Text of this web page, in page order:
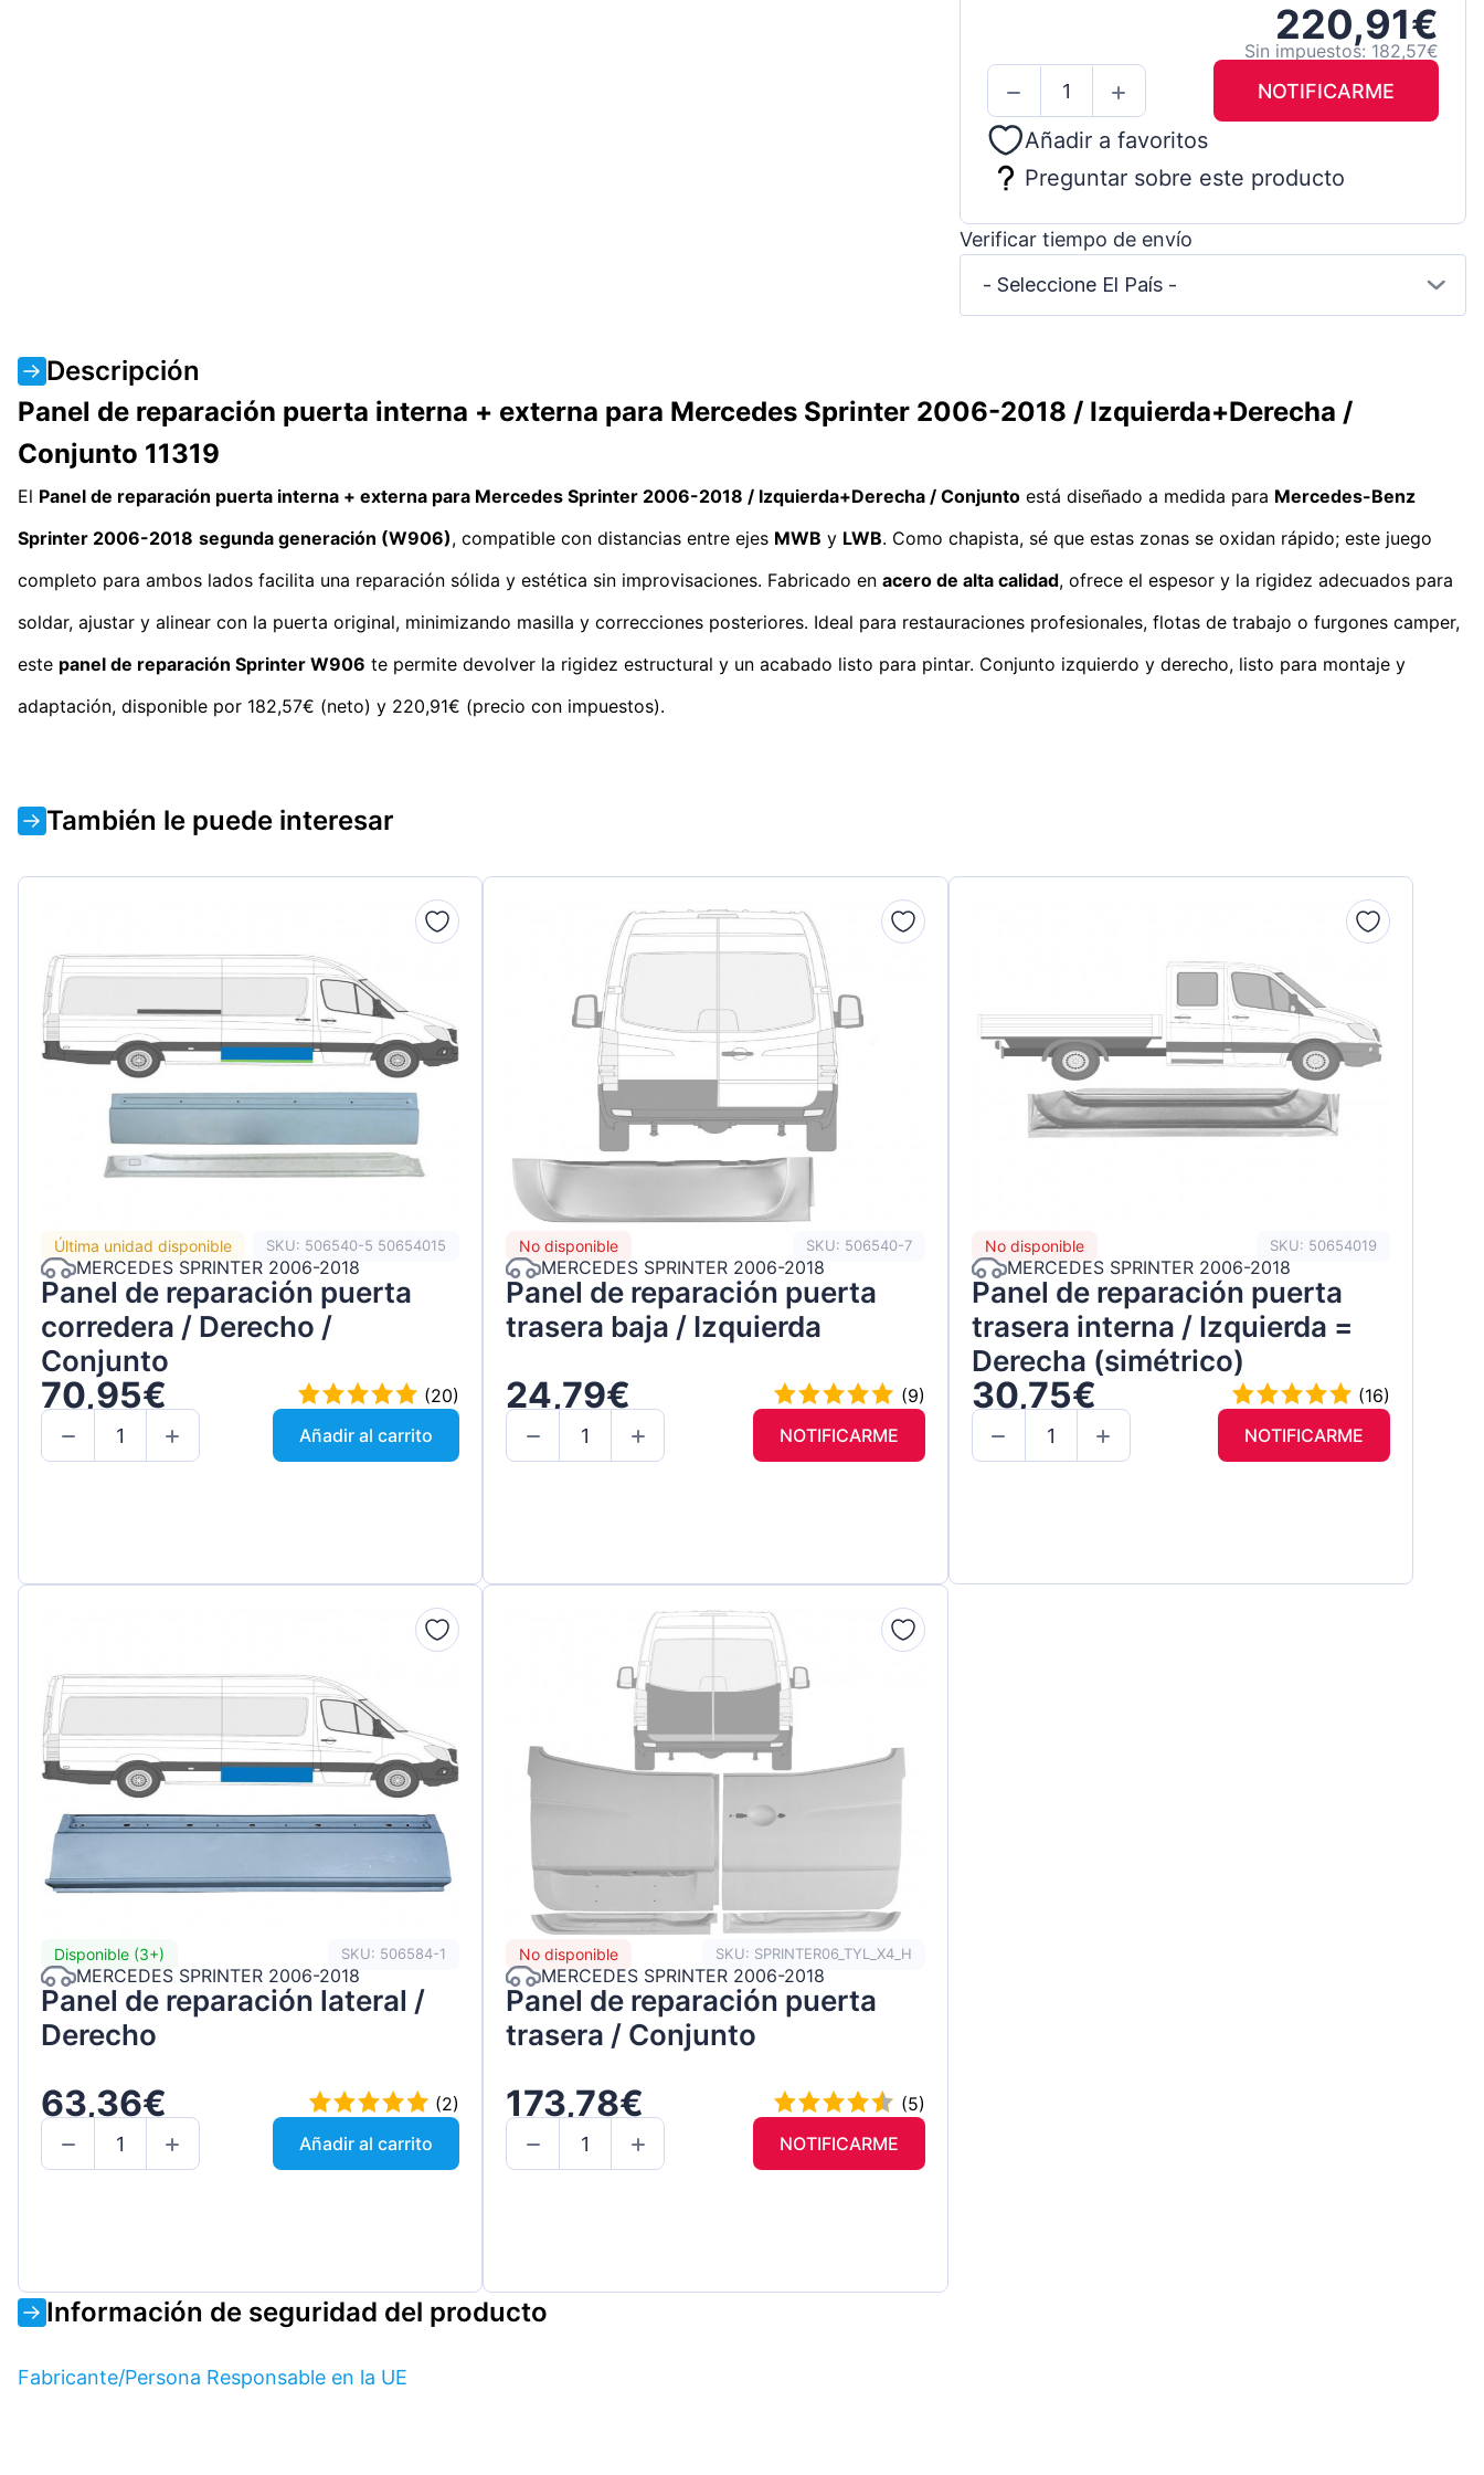
220,91€
Sin impuestos: 182,57€
NOTIFICARME
Añadir a favoritos
Preguntar sobre este producto
Verificar tiempo de envío
- Seleccione El País -
Descripción
Panel de reparación puerta interna + externa para Mercedes Sprinter 2006-2018 / Izquierda+Derecha /
Conjunto 11319
El Panel de reparación puerta interna + externa para Mercedes Sprinter 2006-2018 / Izquierda+Derecha / Conjunto está diseñado a medida para Mercedes-Benz
Sprinter 2006-2018 segunda generación (W906), compatible con distancias entre ejes MWB y LWB. Como chapista, sé que estas zonas se oxidan rápido; este juego
completo para ambos lados facilita una reparación sólida y estética sin improvisaciones. Fabricado en acero de alta calidad, ofrece el espesor y la rigidez adecuados para
soldar, ajustar y alinear con la puerta original, minimizando masilla y correcciones posteriores. Ideal para restauraciones profesionales, flotas de trabajo o furgones camper,
este panel de reparación Sprinter W906 te permite devolver la rigidez estructural y un acabado listo para pintar. Conjunto izquierdo y derecho, listo para montaje y
adaptación, disponible por 182,57€ (neto) y 220,91€ (precio con impuestos).
También le puede interesar
Última unidad disponible SKU: 506540-5 50654015
MERCEDES SPRINTER 2006-2018
Panel de reparación puerta
corredera / Derecho /
Conjunto
70,95€
(20)
Añadir al carrito
No disponible SKU: 506540-7
MERCEDES SPRINTER 2006-2018
Panel de reparación puerta
trasera baja / Izquierda
24,79€
(9)
NOTIFICARME
No disponible SKU: 50654019
MERCEDES SPRINTER 2006-2018
Panel de reparación puerta
trasera interna / Izquierda =
Derecha (simétrico)
30,75€
(16)
NOTIFICARME
Disponible (3+) SKU: 506584-1
MERCEDES SPRINTER 2006-2018
Panel de reparación lateral /
Derecho
63,36€
(2)
Añadir al carrito
No disponible SKU: SPRINTER06_TYL_X4_H
MERCEDES SPRINTER 2006-2018
Panel de reparación puerta
trasera / Conjunto
173,78€
(5)
NOTIFICARME
Información de seguridad del producto
Fabricante/Persona Responsable en la UE